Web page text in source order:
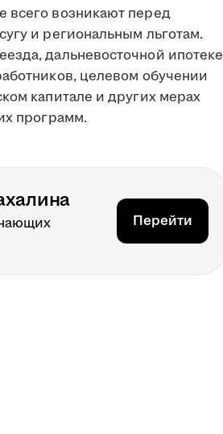
всего возникают перед
и региональным льготам.
дальневосточной ипотеке
целевом обучении
капитале и других мерах
программ.
Перейти